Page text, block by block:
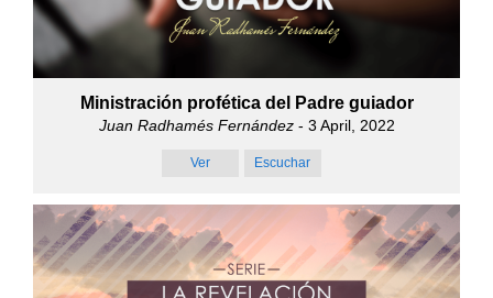
Ministración profética del Padre guiador
Juan Radhamés Fernández- 3 April, 2022
Ver Escuchar